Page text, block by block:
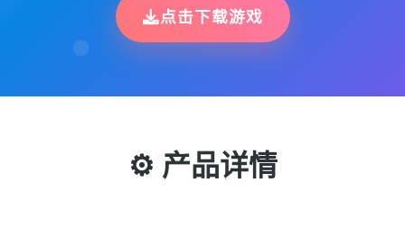
点击下载游戏
⚙️ 产品详情